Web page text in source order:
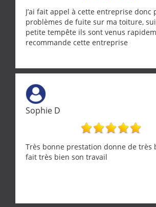
J’ai fait appel à cette entreprise donc
problèmes de fuite sur ma toiture,
petite tempête ils sont venus
recommande cette entreprise
Sophie D
Très bonne prestation donne de très
fait très bien son travail